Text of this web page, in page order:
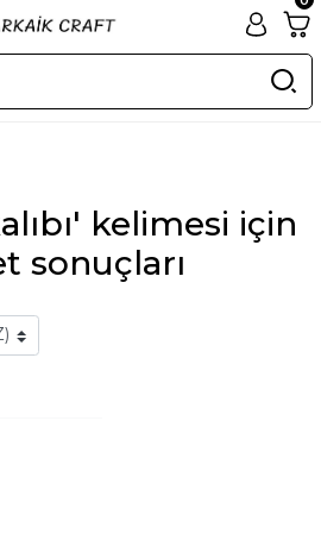
kelimesi için
sonuçları